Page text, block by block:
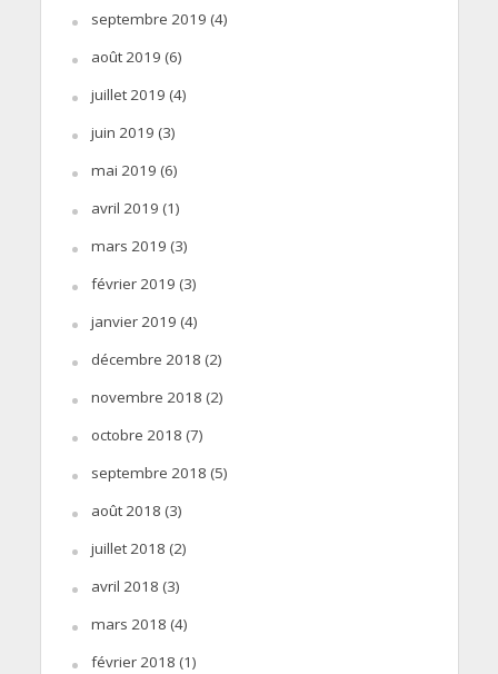
septembre 2019 (4)
août 2019 (6)
juillet 2019 (4)
juin 2019 (3)
mai 2019 (6)
avril 2019 (1)
mars 2019 (3)
février 2019 (3)
janvier 2019 (4)
décembre 2018 (2)
novembre 2018 (2)
octobre 2018 (7)
septembre 2018 (5)
août 2018 (3)
juillet 2018 (2)
avril 2018 (3)
mars 2018 (4)
février 2018 (1)